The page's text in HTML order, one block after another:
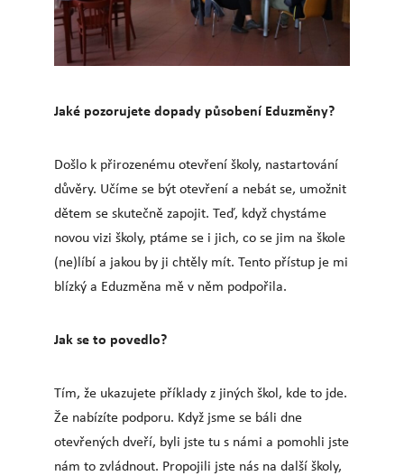
Jaké pozorujete dopady působení Eduzměny?
Došlo k přirozenému otevření školy, nastartování
důvěry. Učíme se být otevření a nebát se, umožnit
dětem se skutečně zapojit. Teď, když chystáme
novou vizi školy, ptáme se i jich, co se jim na škole
(ne)líbí a jakou by ji chtěly mít. Tento přístup je mi
blízký a Eduzměna mě v něm podpořila.
Jak se to povedlo?
Tím, že ukazujete příklady z jiných škol, kde to jde.
Že nabízíte podporu. Když jsme se báli dne
otevřených dveří, byli jste tu s námi a pomohli jste
nám to zvládnout. Propojili jste nás na další školy,